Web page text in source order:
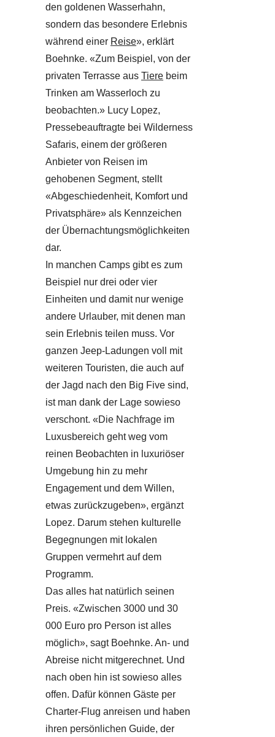
den goldenen Wasserhahn,
sondern das besondere Erlebnis
während einer Reise», erklärt
Boehnke. «Zum Beispiel, von der
privaten Terrasse aus Tiere beim
Trinken am Wasserloch zu
beobachten.» Lucy Lopez,
Pressebeauftragte bei Wilderness
Safaris, einem der größeren
Anbieter von Reisen im
gehobenen Segment, stellt
«Abgeschiedenheit, Komfort und
Privatsphäre» als Kennzeichen
der Übernachtungsmöglichkeiten
dar.
In manchen Camps gibt es zum
Beispiel nur drei oder vier
Einheiten und damit nur wenige
andere Urlauber, mit denen man
sein Erlebnis teilen muss. Vor
ganzen Jeep-Ladungen voll mit
weiteren Touristen, die auch auf
der Jagd nach den Big Five sind,
ist man dank der Lage sowieso
verschont. «Die Nachfrage im
Luxusbereich geht weg vom
reinen Beobachten in luxuriöser
Umgebung hin zu mehr
Engagement und dem Willen,
etwas zurückzugeben», ergänzt
Lopez. Darum stehen kulturelle
Begegnungen mit lokalen
Gruppen vermehrt auf dem
Programm.
Das alles hat natürlich seinen
Preis. «Zwischen 3000 und 30
000 Euro pro Person ist alles
möglich», sagt Boehnke. An- und
Abreise nicht mitgerechnet. Und
nach oben hin ist sowieso alles
offen. Dafür können Gäste per
Charter-Flug anreisen und haben
ihren persönlichen Guide, der